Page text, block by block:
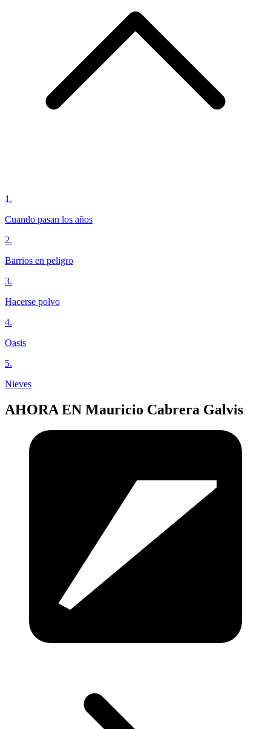
1 .
Cuando pasan los años
2.
Barrios en peligro
3.
Hacerse polvo
4.
Oasis
5.
Nieves
AHORA EN Mauricio Cabrera Galvis